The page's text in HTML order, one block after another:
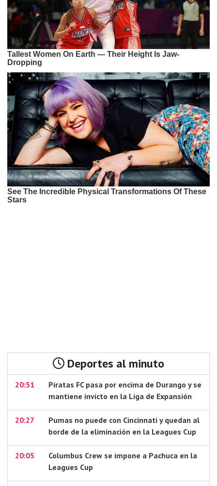
Deportes al minuto
20:51
Piratas FC pasa por encima de Durango y se
mantiene invicto en la Liga de Expansión
20:27
Pumas no puede con Cincinnati y quedan al
borde de la eliminación en la Leagues Cup
20:05
Columbus Crew se impone a Pachuca en la
Leagues Cup